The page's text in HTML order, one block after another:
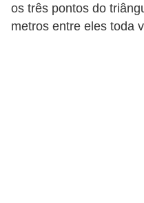
os três pontos do
metros entre eles toda